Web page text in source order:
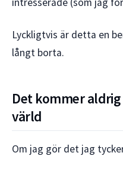
Lyckligtvis är detta en
långt borta.
Det kommer
värld
Om jag gör det jag